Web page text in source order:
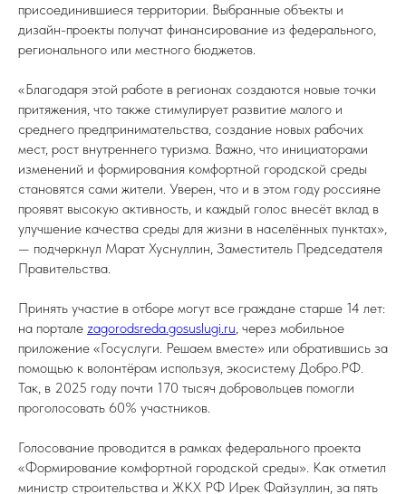
присоединившиеся территории. Выбранные объекты и
дизайн-проекты получат финансирование из федерального,
регионального или местного бюджетов.
«Благодаря этой работе в регионах создаются новые точки
притяжения, что также стимулирует развитие малого и
среднего предпринимательства, создание новых рабочих
мест, рост внутреннего туризма. Важно, что инициаторами
изменений и формирования комфортной городской среды
становятся сами жители. Уверен, что и в этом году россияне
проявят высокую активность, и каждый голос внесёт вклад в
улучшение качества среды для жизни в населённых пунктах»,
— подчеркнул Марат Хуснуллин, Заместитель Председателя
Правительства.
Принять участие в отборе могут все граждане старше 14 лет:
на портале zagorodsreda.gosuslugi.ru, через мобильное
приложение «Госуслуги. Решаем вместе» или обратившись за
помощью к волонтёрам используя, экосистему Добро.РФ.
Так, в 2025 году почти 170 тысяч добровольцев помогли
проголосовать 60% участников.
Голосование проводится в рамках федерального проекта
«Формирование комфортной городской среды». Как отметил
министр строительства и ЖКХ РФ Ирек Файзуллин, за пять